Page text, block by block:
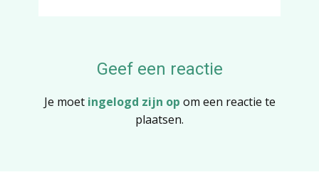
Geef een reactie
Je moet ingelogd zijn op om een reactie te
plaatsen.